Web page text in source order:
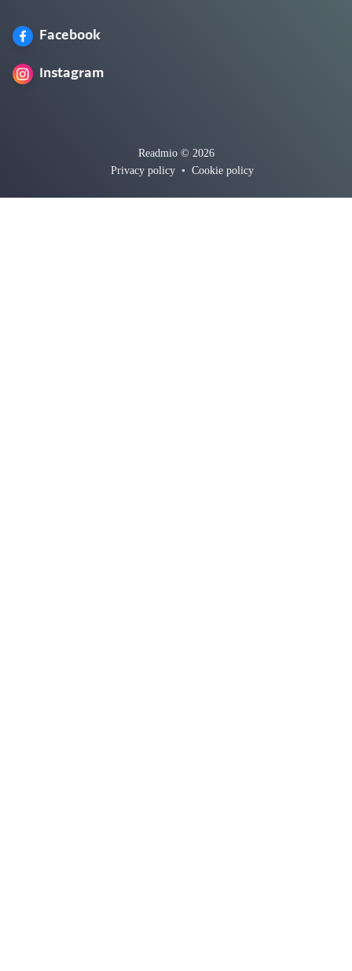
Facebook
Instagram
Readmio © 2026
Privacy policy • Cookie policy